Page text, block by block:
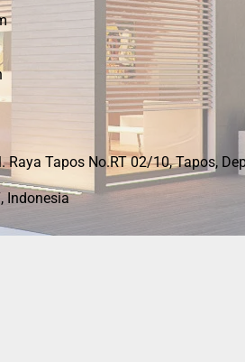
Raya Tapos No.RT 02/10, Tapos,
Indonesia